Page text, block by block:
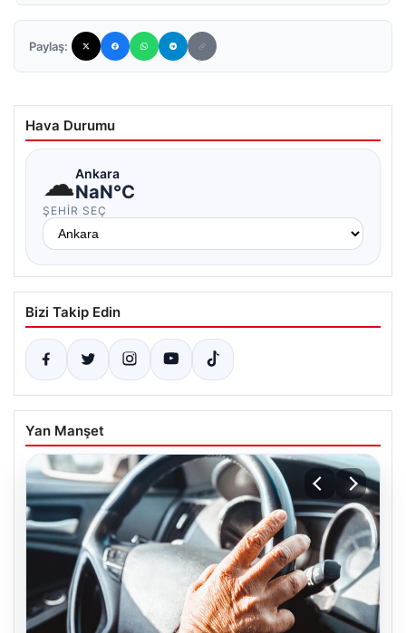
Paylaş:
Hava Durumu
☁Ankara
NaN°C
ŞEHIR SEÇ
Bizi Takip Edin
Yan Manşet